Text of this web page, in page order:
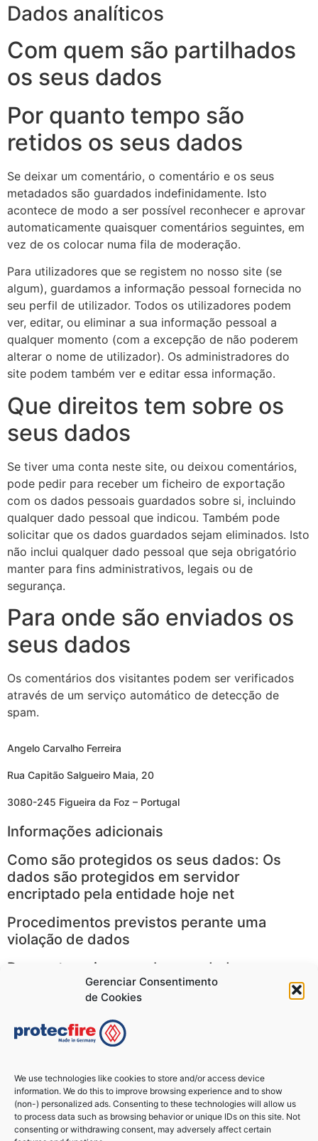
Gerenciar Consentimento
de Cookies
We use technologies like cookies to store and/or access device
information. We do this to improve browsing experience and to show
(non-) personalized ads. Consenting to these technologies will allow us
to process data such as browsing behavior or unique IDs on this site. Not
consenting or withdrawing consent, may adversely affect certain
Dados analíticos
Com quem são partilhados
os seus dados
Por quanto tempo são
retidos os seus dados
Se deixar um comentário, o comentário e os seus
metadados são guardados indefinidamente. Isto
acontece de modo a ser possível reconhecer e aprovar
automaticamente quaisquer comentários seguintes, em
vez de os colocar numa fila de moderação.
Para utilizadores que se registem no nosso site (se
algum), guardamos a informação pessoal fornecida no
seu perfil de utilizador. Todos os utilizadores podem
ver, editar, ou eliminar a sua informação pessoal a
qualquer momento (com a excepção de não poderem
alterar o nome de utilizador). Os administradores do
site podem também ver e editar essa informação.
Que direitos tem sobre os
seus dados
Se tiver uma conta neste site, ou deixou comentários,
pode pedir para receber um ficheiro de exportação
com os dados pessoais guardados sobre si, incluindo
qualquer dado pessoal que indicou. Também pode
solicitar que os dados guardados sejam eliminados. Isto
não inclui qualquer dado pessoal que seja obrigatório
manter para fins administrativos, legais ou de
segurança.
Para onde são enviados os
seus dados
Os comentários dos visitantes podem ser verificados
através de um serviço automático de detecção de
spam.
Angelo Carvalho Ferreira
Rua Capitão Salgueiro Maia, 20
3080-245 Figueira da Foz – Portugal
Informações adicionais
Como são protegidos os seus dados: Os
dados são protegidos em servidor
encriptado pela entidade hoje net
Procedimentos previstos perante uma
violação de dados
De que terceiros recebemos dados:
– Não recebemos dados nenhuns de
Que decisões e/ou definições de perfil
de utilizador
– Não utilizamos dados pessoais de
utilizador, nem criamos perfis de